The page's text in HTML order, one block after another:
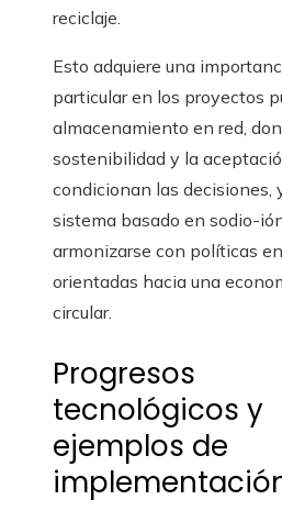
reciclaje.
Esto adquiere una
particular en los proyectos
almacenamiento en red,
sostenibilidad y la
condicionan las decisiones,
sistema basado en sodio-
armonizarse con políticas
orientadas hacia una
circular.
Progresos
tecnológicos y
ejemplos de